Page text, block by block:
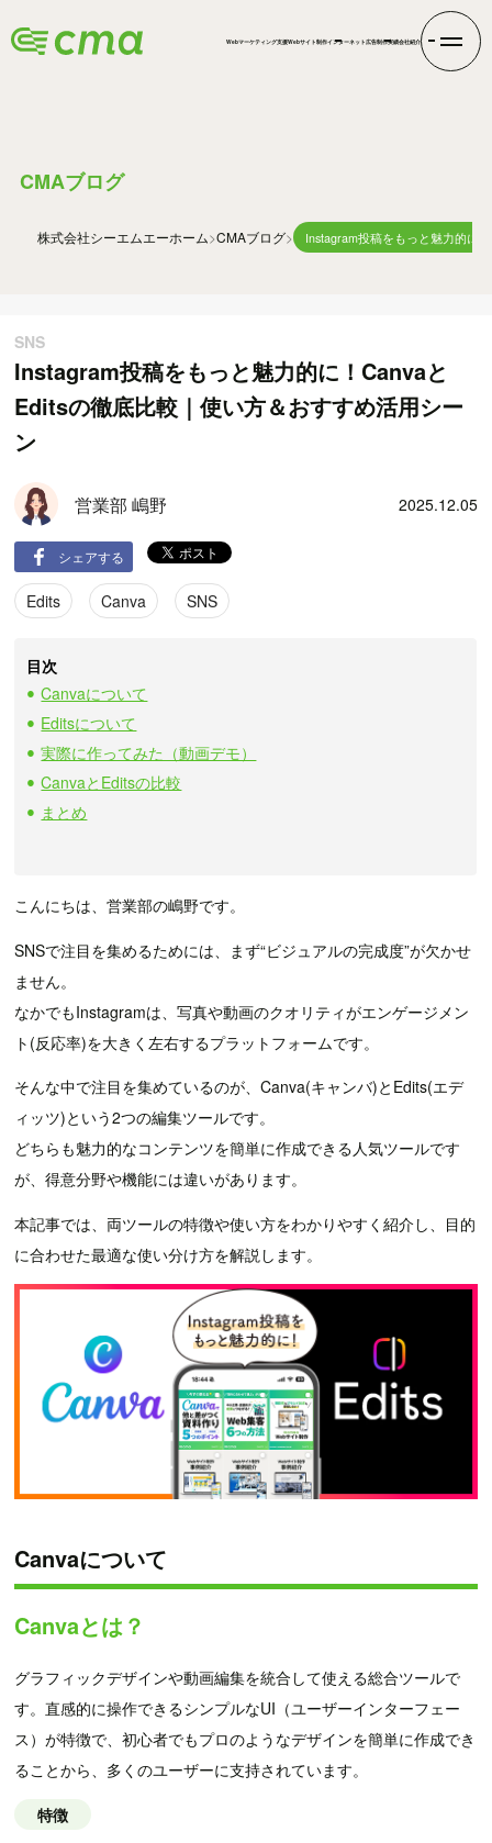
Webマーケティング支援Webサイト制作インターネット広告制作実績会社紹介
CMAブログ
株式会社シーエムエーホーム CMAブログ Instagram投稿をもっと魅力的に
SNS
Instagram投稿をもっと魅力的に！Canvaと
Editsの徹底比較｜使い方＆おすすめ活用シー
ン
営業部 嶋野 2025.12.05
シェアする
Edits Canva SNS
目次
Canvaについて
Editsについて
実際に作ってみた（動画デモ）
CanvaとEditsの比較
まとめ
こんにちは、営業部の嶋野です。
SNSで注目を集めるためには、まず“ビジュアルの完成度”が欠かせ
ません。
なかでもInstagramは、写真や動画のクオリティがエンゲージメン
ト(反応率)を大きく左右するプラットフォームです。
そんな中で注目を集めているのが、Canva(キャンバ)とEdits(エデ
ィッツ)という2つの編集ツールです。
どちらも魅力的なコンテンツを簡単に作成できる人気ツールです
が、得意分野や機能には違いがあります。
本記事では、両ツールの特徴や使い方をわかりやすく紹介し、目的
に合わせた最適な使い分け方を解説します。
Canvaについて
Canvaとは？
グラフィックデザインや動画編集を統合して使える総合ツールで
す。直感的に操作できるシンプルなUI（ユーザーインターフェー
ス）が特徴で、初心者でもプロのようなデザインを簡単に作成でき
ることから、多くのユーザーに支持されています。
特徴